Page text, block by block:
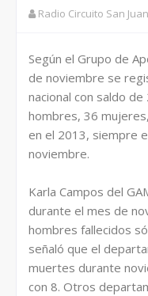
Radio Circuito San Juan
Según el Grupo de
de noviembre se
nacional con saldo
hombres, 36
en el 2013, siempre
noviembre.
Karla Campos del
durante el mes de
hombres fallecidos
señaló que el
muertes durante
con 8. Otros